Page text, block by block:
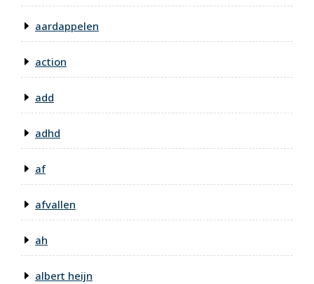
aardappelen
action
add
adhd
af
afvallen
ah
albert heijn